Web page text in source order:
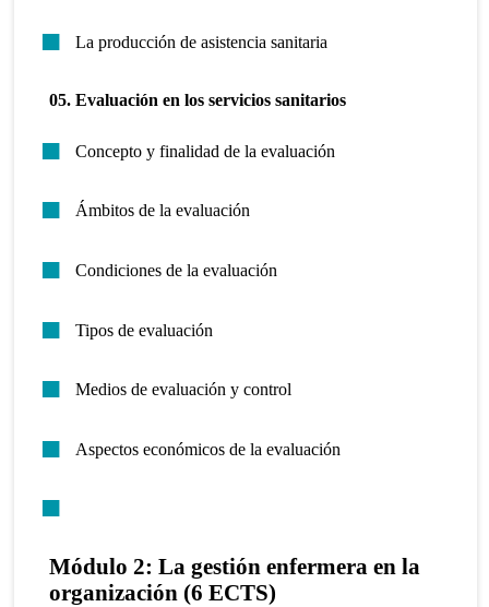
La producción de asistencia sanitaria
05. Evaluación en los servicios sanitarios
Concepto y finalidad de la evaluación
Ámbitos de la evaluación
Condiciones de la evaluación
Tipos de evaluación
Medios de evaluación y control
Aspectos económicos de la evaluación
Módulo 2: La gestión enfermera en la
organización (6 ECTS)